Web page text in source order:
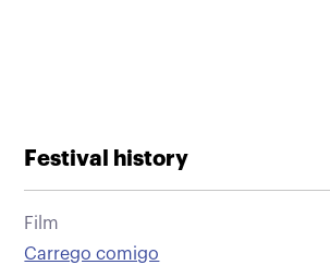
Festival history
Film
Carrego comigo